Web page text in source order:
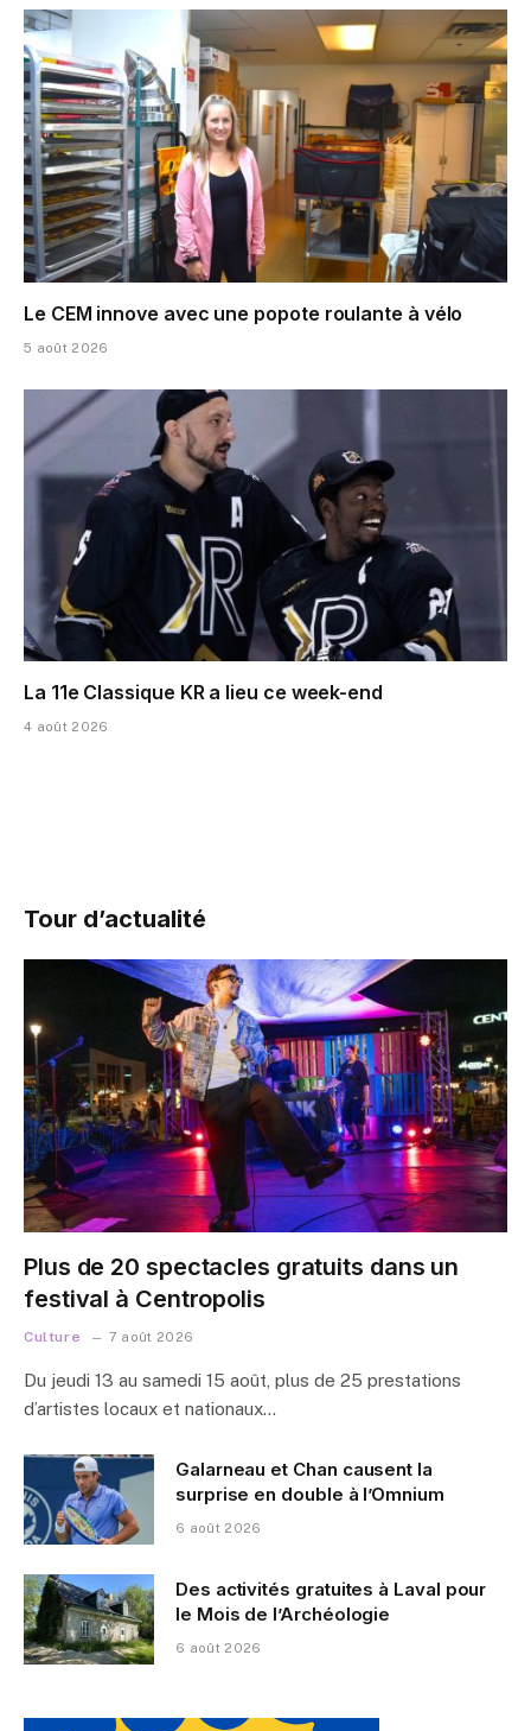
Le CEM innove avec une popote roulante à vélo
5 août 2026
La 11e Classique KR a lieu ce week-end
4 août 2026
Tour d’actualité
Plus de 20 spectacles gratuits dans un
festival à Centropolis
Culture 7 août 2026
Du jeudi 13 au samedi 15 août, plus de 25 prestations
d’artistes locaux et nationaux…
Galarneau et Chan causent la
surprise en double à l’Omnium
6 août 2026
Des activités gratuites à Laval pour
le Mois de l’Archéologie
6 août 2026